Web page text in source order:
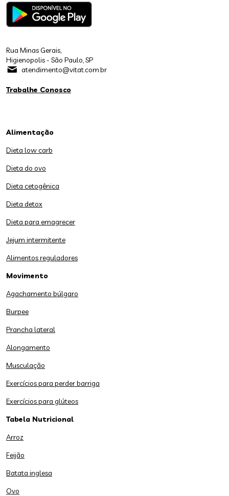
Rua Minas Gerais,
Higienopolis - São Paulo, SP
atendimento@vitat.com.br
Trabalhe Conosco
Alimentação
Dieta low carb
Dieta do ovo
Dieta cetogênica
Dieta detox
Dieta para emagrecer
Jejum intermitente
Alimentos reguladores
Movimento
Agachamento búlgaro
Burpee
Prancha lateral
Alongamento
Musculação
Exercícios para perder barriga
Exercícios para glúteos
Tabela Nutricional
Arroz
Feijão
Batata inglesa
Ovo